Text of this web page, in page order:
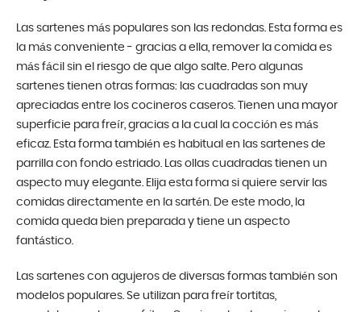
Las sartenes más populares son las redondas. Esta forma es
la más conveniente - gracias a ella, remover la comida es
más fácil sin el riesgo de que algo salte. Pero algunas
sartenes tienen otras formas: las cuadradas son muy
apreciadas entre los cocineros caseros. Tienen una mayor
superficie para freír, gracias a la cual la cocción es más
eficaz. Esta forma también es habitual en las sartenes de
parrilla con fondo estriado. Las ollas cuadradas tienen un
aspecto muy elegante. Elija esta forma si quiere servir las
comidas directamente en la sartén. De este modo, la
comida queda bien preparada y tiene un aspecto
fantástico.
Las sartenes con agujeros de diversas formas también son
modelos populares. Se utilizan para freír tortitas,